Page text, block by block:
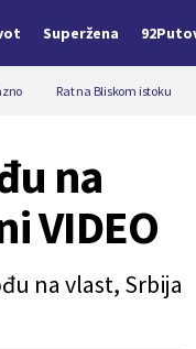
Superžena
Rat na Bliskom istoku
na
VIDEO
na vlast, Srbija